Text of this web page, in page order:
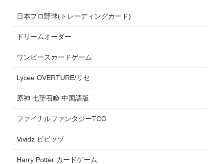
日本プロ野球(トレーディングカード)
ドリームオーダー
ワンピースカードゲーム
Lycee OVERTURE/リセ
原神 七聖召喚 中国語版
ファイナルファンタジーTCG
Vividz ビビッヅ
Harry Potter カードゲーム